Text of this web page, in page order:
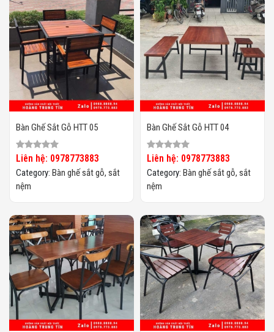
Bàn Ghế Sắt Gỗ HTT 05
Liên hệ: 0978773883
Category: Bàn ghế sắt gỗ, sắt
nệm
Bàn Ghế Sắt Gỗ HTT 04
Liên hệ: 0978773883
Category: Bàn ghế sắt gỗ, sắt
nệm